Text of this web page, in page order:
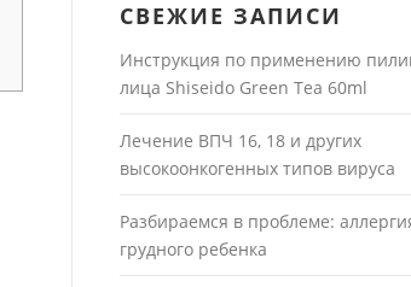
СВЕЖИЕ ЗАПИСИ
Инструкция по применению
лица Shiseido Green Tea 60ml
Лечение ВПЧ 16, 18 и других
высокоонкогенных типов вируса
Разбираемся в проблеме:
грудного ребенка